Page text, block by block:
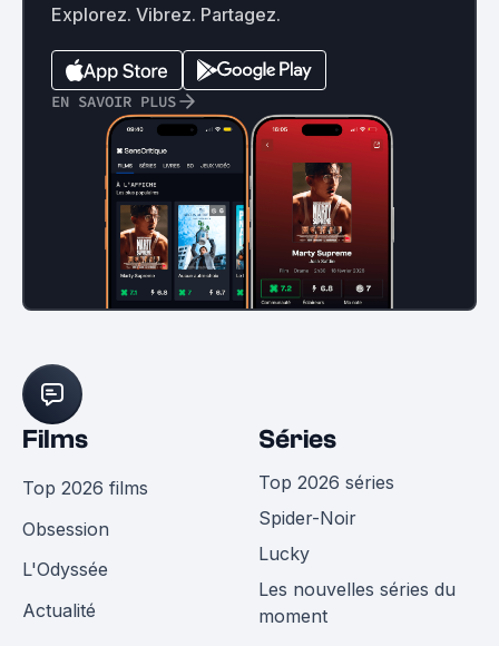
Explorez. Vibrez. Partagez.
EN SAVOIR PLUS
Films
Top 2026 films
Obsession
L'Odyssée
Actualité
Séries
Top 2026 séries
Spider-Noir
Lucky
Les nouvelles séries du
moment